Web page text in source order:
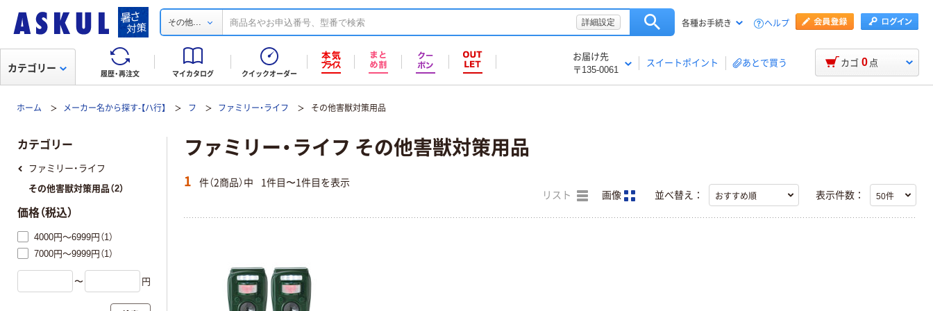
その他... 詳細設定 各種お手続き ヘルプ
履歴・再注文 マイカタログ クイックオーダー
お届け先
〒135-0061
スイートポイント あとで買う
カテゴリー カゴ 0 点
ホーム メーカー名から探す-【ハ行】 フ ファミリー・ライフ その他害獣対策用品
ファミリー・ライフ その他害獣対策用品
1 件（2商品）中 1件目〜1件目を表示
リスト 画像 並べ替え： 表示件数：
カテゴリー
ファミリー・ライフ
その他害獣対策用品（2）
価格（税込）
4000円～6999円（1）
7000円～9999円（1）
〜 円